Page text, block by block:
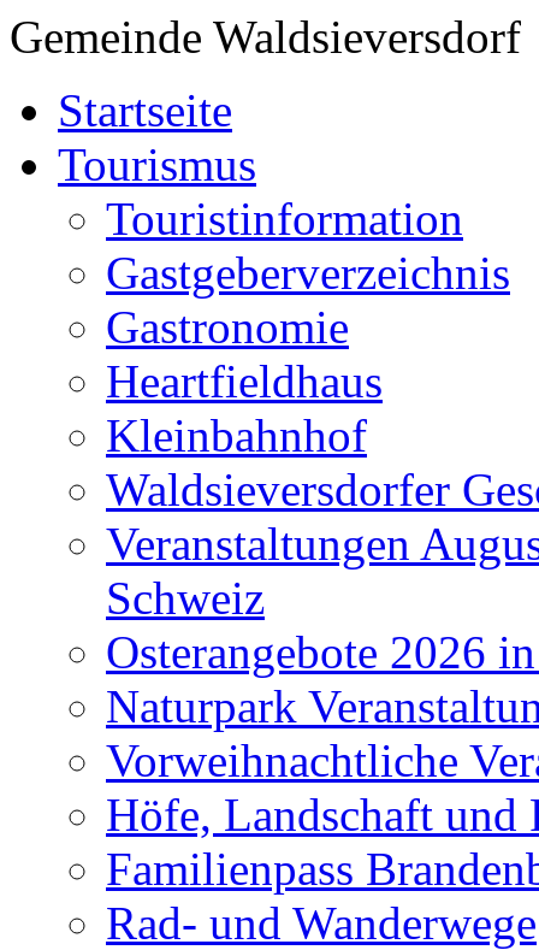
Gemeinde Waldsieversdorf
Startseite
Tourismus
Touristinformation
Gastgeberverzeichnis
Gastronomie
Heartfieldhaus
Kleinbahnhof
Waldsieversdorfer
Veranstaltungen
Schweiz
Osterangebote 2026
Naturpark
Vorweihnachtliche
Höfe, Landschaft und
Familienpass
Rad- und Wanderwege